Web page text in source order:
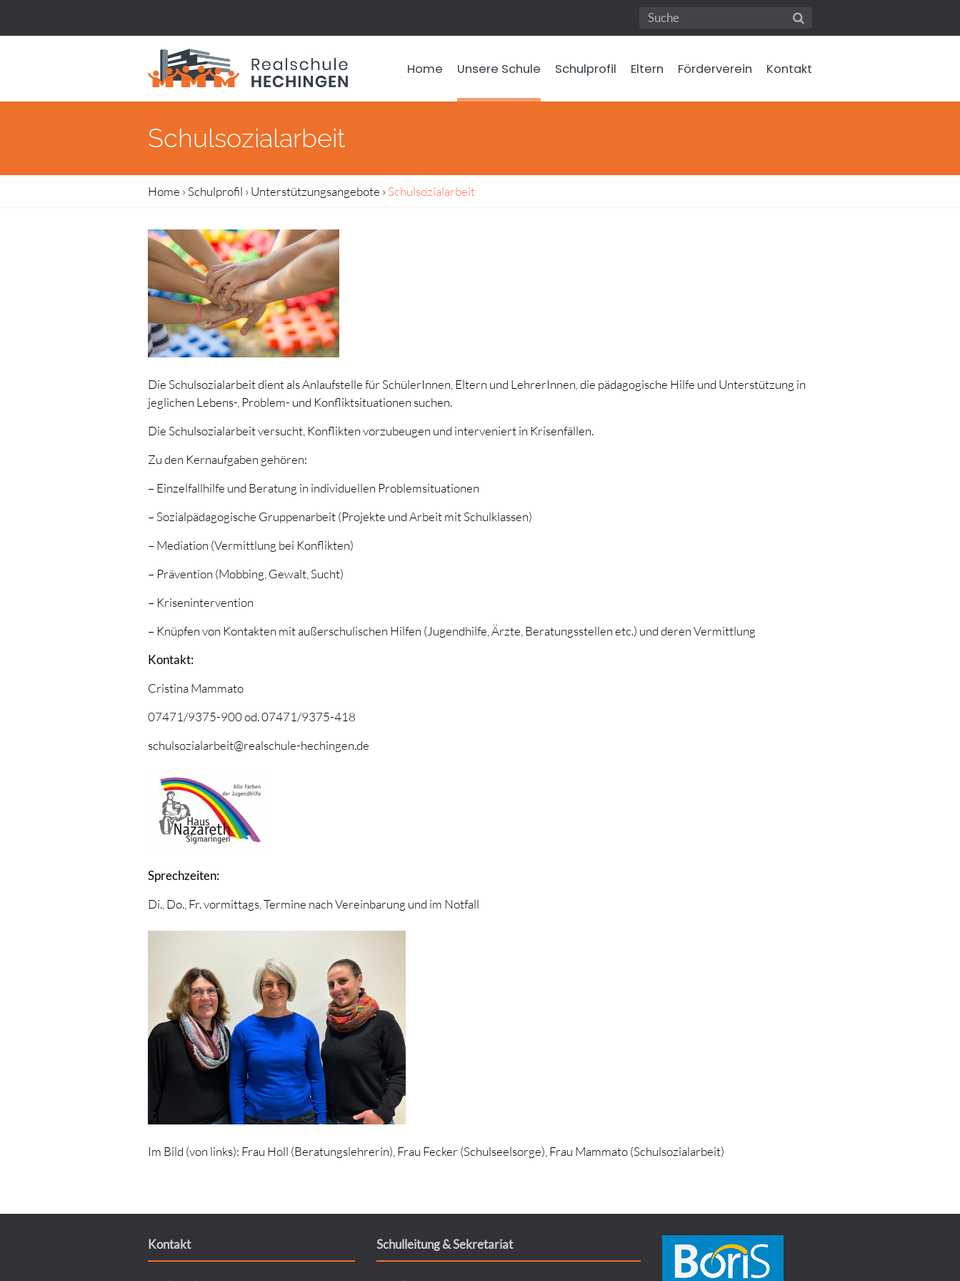
Home Unsere Schule Schulprofil Eltern Förderverein Kontakt
Schulsozialarbeit
Home › Schulprofil › Unterstützungsangebote › Schulsozialarbeit
Die Schulsozialarbeit dient als Anlaufstelle für SchülerInnen, Eltern und LehrerInnen, die pädagogische Hilfe und Unterstützung in
jeglichen Lebens-, Problem- und Konfliktsituationen suchen.
Die Schulsozialarbeit versucht, Konflikten vorzubeugen und interveniert in Krisenfällen.
Zu den Kernaufgaben gehören:
– Einzelfallhilfe und Beratung in individuellen Problemsituationen
– Sozialpädagogische Gruppenarbeit (Projekte und Arbeit mit Schulklassen)
– Mediation (Vermittlung bei Konflikten)
– Prävention (Mobbing, Gewalt, Sucht)
– Krisenintervention
– Knüpfen von Kontakten mit außerschulischen Hilfen (Jugendhilfe, Ärzte, Beratungsstellen etc.) und deren Vermittlung
Kontakt:
Cristina Mammato
07471/9375-900 od. 07471/9375-418
schulsozialarbeit@realschule-hechingen.de
Sprechzeiten:
Di., Do., Fr. vormittags, Termine nach Vereinbarung und im Notfall
Im Bild (von links): Frau Holl (Beratungslehrerin), Frau Fecker (Schulseelsorge), Frau Mammato (Schulsozialarbeit)
Kontakt Schulleitung & Sekretariat